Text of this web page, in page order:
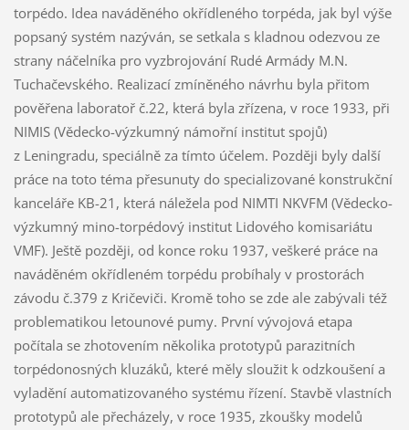
torpédo. Idea naváděného okřídleného torpéda, jak byl výše
popsaný systém nazýván, se setkala s kladnou odezvou ze
strany náčelníka pro vyzbrojování Rudé Armády M.N.
Tuchačevského. Realizací zmíněného návrhu byla přitom
pověřena laboratoř č.22, která byla zřízena, v roce 1933, při
NIMIS (Vědecko-výzkumný námořní institut spojů)
z Leningradu, speciálně za tímto účelem. Později byly další
práce na toto téma přesunuty do specializované konstrukční
kanceláře KB-21, která náležela pod NIMTI NKVFM (Vědecko-
výzkumný mino-torpédový institut Lidového komisariátu
VMF). Ještě později, od konce roku 1937, veškeré práce na
naváděném okřídleném torpédu probíhaly v prostorách
závodu č.379 z Kričeviči. Kromě toho se zde ale zabývali též
problematikou letounové pumy. První vývojová etapa
počítala se zhotovením několika prototypů parazitních
torpédonosných kluzáků, které měly sloužit k odzkoušení a
vyladění automatizovaného systému řízení. Stavbě vlastních
prototypů ale přecházely, v roce 1935, zkoušky modelů